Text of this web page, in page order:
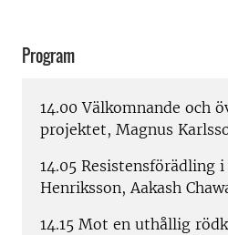
Program
14.00 Välkomnande och
projektet, Magnus
14.05 Resistensförädling
Henriksson, Aakash
14.15 Mot en uthållig